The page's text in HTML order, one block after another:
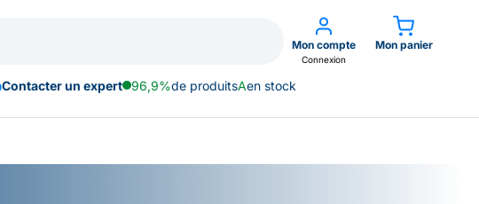
Mon compte
Connexion
Mon panier
Contacter un expert 96,9%de produitsAen stock